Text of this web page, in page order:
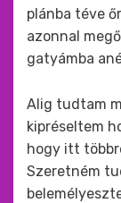
plánba téve
azonnal
gatyámba
Alig tudtam
kipréseltem
hogy itt
Szeretném